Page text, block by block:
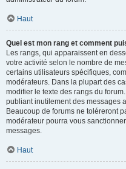
Haut
Quel est mon rang et comment
Les rangs, qui apparaissent en
votre activité selon le nombre de
certains utilisateurs spécifiques,
modérateurs. Dans la plupart des
modifier le texte des rangs du
publiant inutilement des messages
Beaucoup de forums ne toléreront
modérateur pourra vous
messages.
Haut